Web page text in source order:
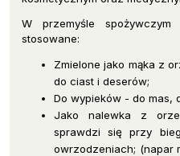
W przemyśle
stosowane:
Zmielone jako mąka z
do ciast i deserów;
Do wypieków - do mas,
Jako nalewka z
sprawdzi się przy
owrzodzeniach; (napar